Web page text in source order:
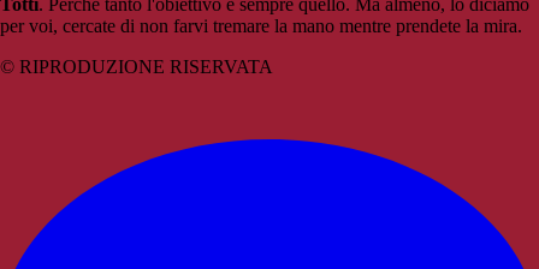
Totti. Perché tanto l'obiettivo è sempre quello. Ma almeno, lo diciamo
per voi, cercate di non farvi tremare la mano mentre prendete la mira.
© RIPRODUZIONE RISERVATA